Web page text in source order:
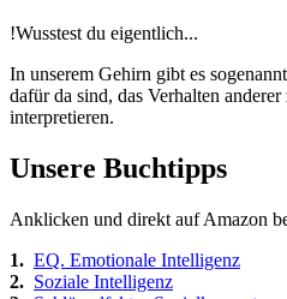
!Wusstest du eigentlich...
In unserem Gehirn gibt es
dafür da sind, das Verhalten
interpretieren.
Unsere Buchtipps
Anklicken und direkt auf Amazon
1. EQ. Emotionale Intelligenz
2. Soziale Intelligenz